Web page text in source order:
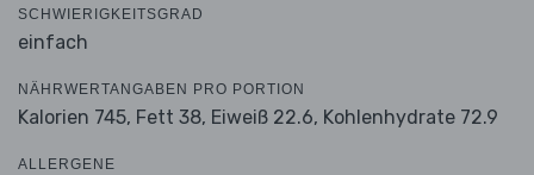
SCHWIERIGKEITSGRAD
einfach
NÄHRWERTANGABEN PRO PORTION
Kalorien 745, Fett 38, Eiweiß 22.6, Kohlenhydrate 72.9
ALLERGENE